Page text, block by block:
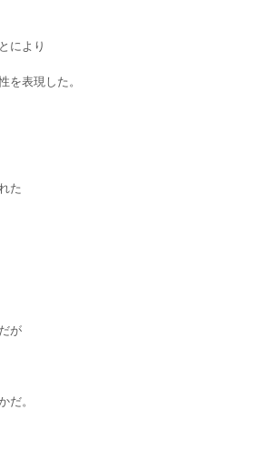
により
を表現した。
た
が
だ。